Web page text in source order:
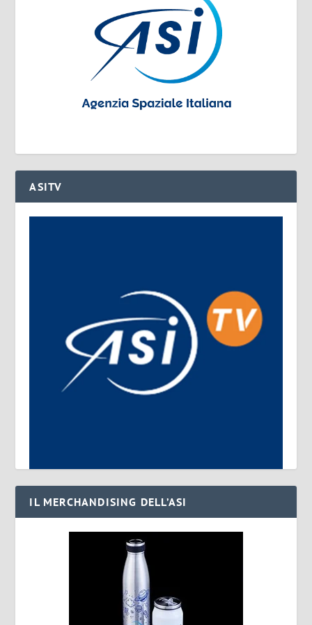
ASITV
IL MERCHANDISING DELL’ASI